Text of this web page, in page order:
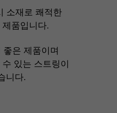
소재로 쾌적한
품입니다.
은 제품이며
있는 스트링이
니다.